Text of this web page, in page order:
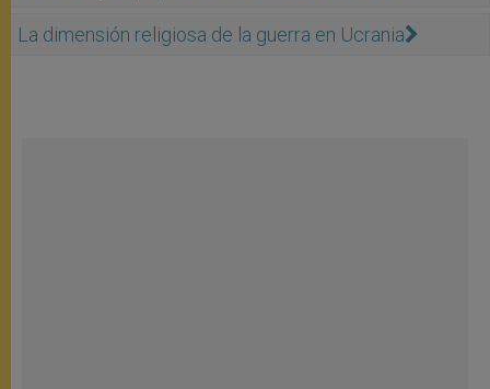
La dimensión religiosa de la guerra en Ucrania